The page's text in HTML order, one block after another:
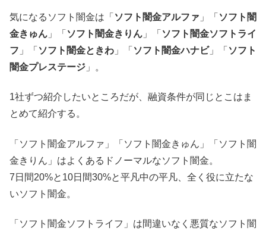
気になるソフト闇金は「 ソフト闇金アルファ 」「 ソフト闇
金きゅん 」「 ソフト闇金きりん 」「 ソフト闇金ソフトライ
フ 」「 ソフト闇金ときわ 」「 ソフト闇金ハナビ」「 ソフト
闇金プレステージ 」。
1社ずつ紹介したいところだが、融資条件が同じとこはま
とめて紹介する。
「ソフト闇金アルファ」「ソフト闇金きゅん」「ソフト闇
金きりん」はよくあるドノーマルなソフト闇金。
7日間20%と10日間30%と平凡中の平凡、全く役に立たな
いソフト闇金。
「ソフト闇金ソフトライフ」は間違いなく悪質なソフト闇